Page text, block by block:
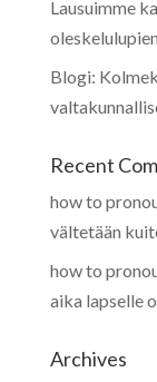
Lausuimme
Blogi:
Recent
how to
vältetään
how to
aika lapselle
Archives